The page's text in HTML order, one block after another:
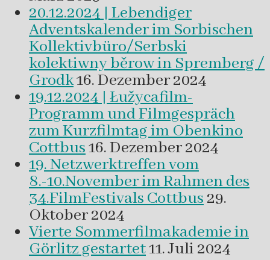
20.12.2024 | Lebendiger
Adventskalender im Sorbischen
Kollektivbüro/Serbski
kolektiwny běrow in Spremberg /
Grodk16. Dezember 2024
19.12.2024 | Łužycafilm-
Programm und Filmgespräch
zum Kurzfilmtag im Obenkino
Cottbus16. Dezember 2024
19. Netzwerktreffen vom
8.-10.November im Rahmen des
34.FilmFestivals Cottbus 29.
Oktober 2024
Vierte Sommerfilmakademie in
Görlitz gestartet11. Juli 2024